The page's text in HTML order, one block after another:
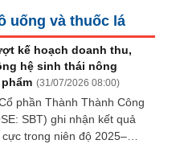
uống và thuốc lá
kế hoạch doanh thu,
hệ sinh thái nông
(31/07/2026 08:00)
phần Thành Thành Công
SBT) ghi nhận kết quả
trong niên độ 2025–